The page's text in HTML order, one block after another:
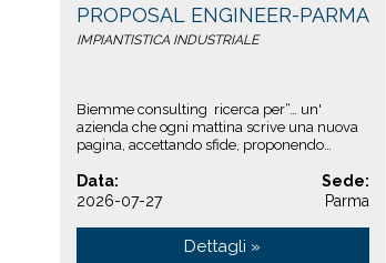
PROPOSAL ENGINEER-PARMA
IMPIANTISTICA INDUSTRIALE
Biemme consulting ricerca per“… un'
azienda che ogni mattina scrive una nuova
pagina, accettando sfide, proponendo
Data:
2026-07-27
Sede:
Parma
Dettagli »